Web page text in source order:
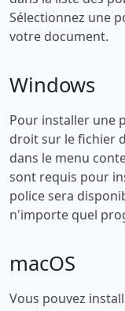
Sélectionnez une
votre document.
Windows
Pour installer une
droit sur le fichier
dans le menu
sont requis pour
police sera
n'importe quel
macOS
Vous pouvez